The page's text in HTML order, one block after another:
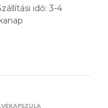
idő: 3-4